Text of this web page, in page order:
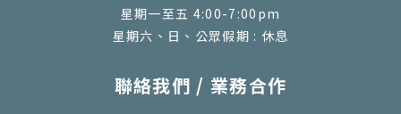
星期一至五 4:00-7:00pm
星期六、日、公眾假期 : 休息
聯絡我們 / 業務合作